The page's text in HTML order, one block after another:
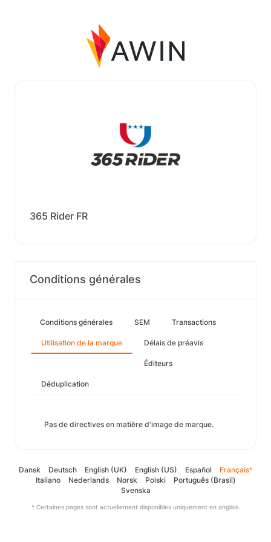
365 Rider FR
Conditions générales
Conditions générales SEM Transactions
Utilisation de la marque Délais de préavis
Éditeurs
Déduplication
Pas de directives en matière d'image de marque.
Dansk Deutsch English (UK) English (US) Español Français*
Italiano Nederlands Norsk Polski
Português (Brasil)
Svenska
* Certaines pages sont actuellement disponibles uniquement en anglais.